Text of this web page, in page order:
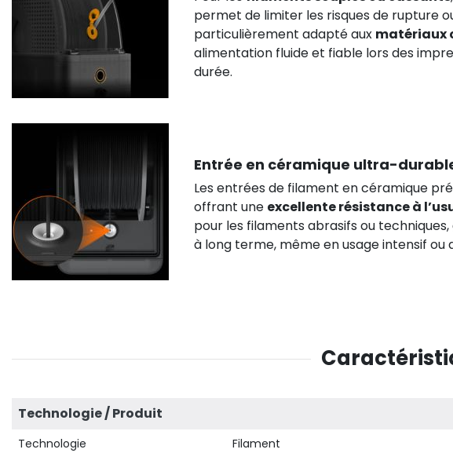
permet de limiter les risques de rupture
particulièrement adapté aux matériaux
alimentation fluide et fiable lors des
durée.
Entrée en céramique ultra-
Les entrées de filament en céramique
offrant une excellente résistance à
pour les filaments abrasifs ou
à long terme, même en usage intensif ou
Technologie / Produit
Technologie
Filament